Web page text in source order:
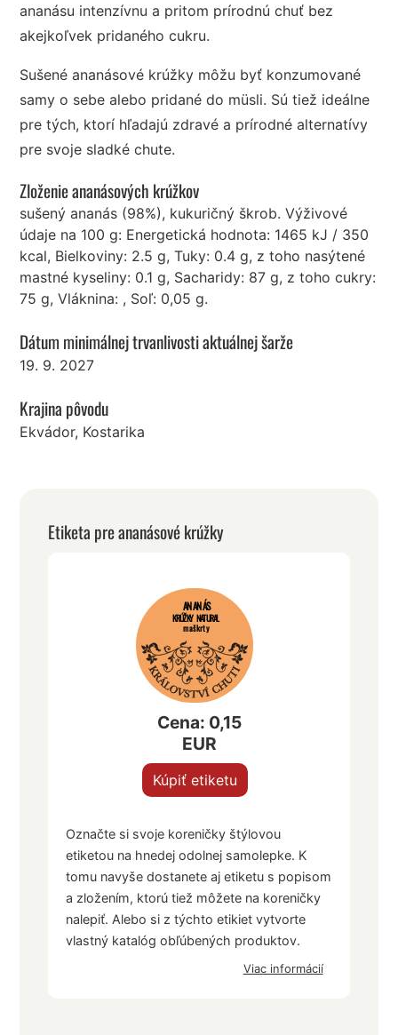
ananásu intenzívnu a pritom prírodnú chuť bez
akejkoľvek pridaného cukru.
Sušené ananásové krúžky môžu byť konzumované
samy o sebe alebo pridané do müsli. Sú tiež ideálne
pre tých, ktorí hľadajú zdravé a prírodné alternatívy
pre svoje sladké chute.
Zloženie ananásových krúžkov
sušený ananás (98%), kukuričný škrob. Výživové
údaje na 100 g: Energetická hodnota: 1465 kJ / 350
kcal, Bielkoviny: 2.5 g, Tuky: 0.4 g, z toho nasýtené
mastné kyseliny: 0.1 g, Sacharidy: 87 g, z toho cukry:
75 g, Vláknina: , Soľ: 0,05 g.
Dátum minimálnej trvanlivosti aktuálnej šarže
19. 9. 2027
Krajina pôvodu
Ekvádor, Kostarika
Etiketa pre ananásové krúžky
ANANÁS
KRÚŽKY NATURAL
maškrty
Cena: 0,15
EUR
Kúpiť etiketu
Označte si svoje koreničky štýlovou
etiketou na hnedej odolnej samolepke. K
tomu navyše dostanete aj etiketu s popisom
a zložením, ktorú tiež môžete na koreničky
nalepiť. Alebo si z týchto etikiet vytvorte
vlastný katalóg obľúbených produktov.
Viac informácií